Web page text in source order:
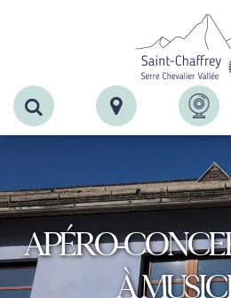
Recherche
APÉRO-
À